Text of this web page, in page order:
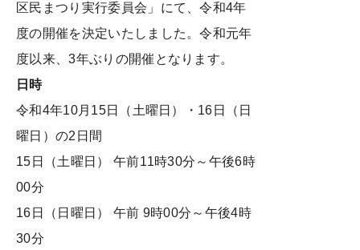
区民まつり実行委員会」にて、令和4年
度の開催を決定いたしました。令和元年
度以来、3年ぶりの開催となります。
日時
令和4年10月15日（土曜日）・16日（日
曜日）の2日間
15日（土曜日） 午前11時30分～午後6時
00分
16日（日曜日） 午前 9時00分～午後4時
30分